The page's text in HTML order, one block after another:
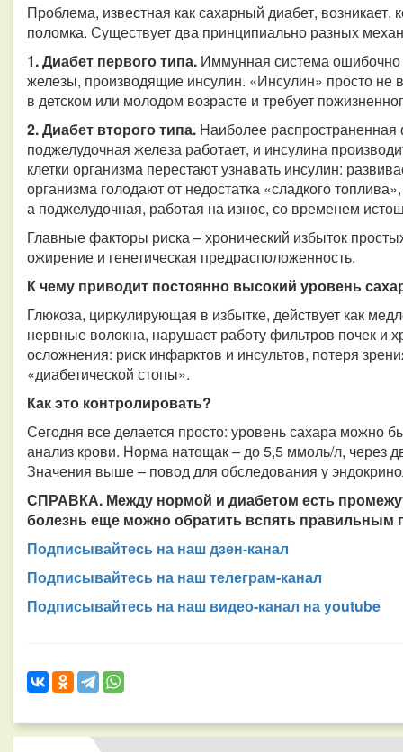
Проблема, известная как сахарный диабет, возникает,
поломка. Существует два принципиально разных
1. Диабет первого типа. Иммунная система ошибочно
железы, производящие инсулин. «Инсулин» просто не
в детском или молодом возрасте и требует
2. Диабет второго типа. Наиболее
поджелудочная железа работает, и инсулина
клетки организма перестают узнавать инсулин:
организма голодают от недостатка «сладкого
а поджелудочная, работая на износ, со временем
Главные факторы риска – хронический избыток
ожирение и генетическая предрасположенность.
К чему приводит постоянно высокий уровень
Глюкоза, циркулирующая в избытке, действует как
нервные волокна, нарушает работу фильтров почек и
осложнения: риск инфарктов и инсультов, потеря
«диабетической стопы».
Как это контролировать?
Сегодня все делается просто: уровень сахара можно
анализ крови. Норма натощак – до 5,5 ммоль/л, через
Значения выше – повод для обследования у
СПРАВКА. Между нормой и диабетом есть
болезнь еще можно обратить вспять правильным
Подписывайтесь на наш дзен-канал
Подписывайтесь на наш телеграм-канал
Подписывайтесь на наш видео-канал на youtube